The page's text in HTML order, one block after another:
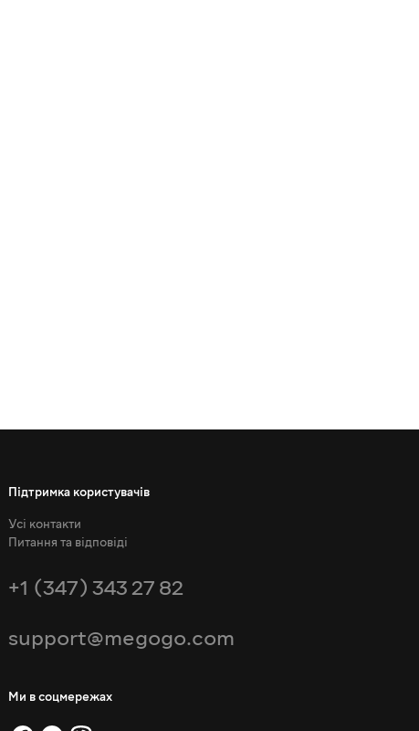
Підтримка користувачів
Усі контакти
Питання та відповіді
+1 (347) 343 27 82
support@megogo.com
Ми в соцмережах